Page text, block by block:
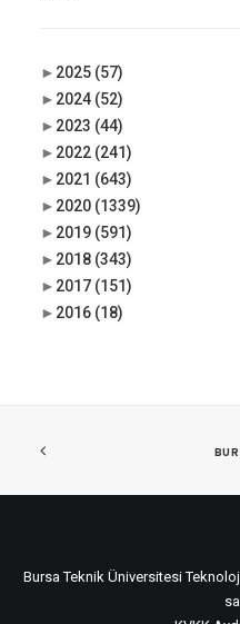
► 2025 (57)
► 2024 (52)
► 2023 (44)
► 2022 (241)
► 2021 (643)
► 2020 (1339)
► 2019 (591)
► 2018 (343)
► 2017 (151)
► 2016 (18)
Bursa Teknik Üniversitesi